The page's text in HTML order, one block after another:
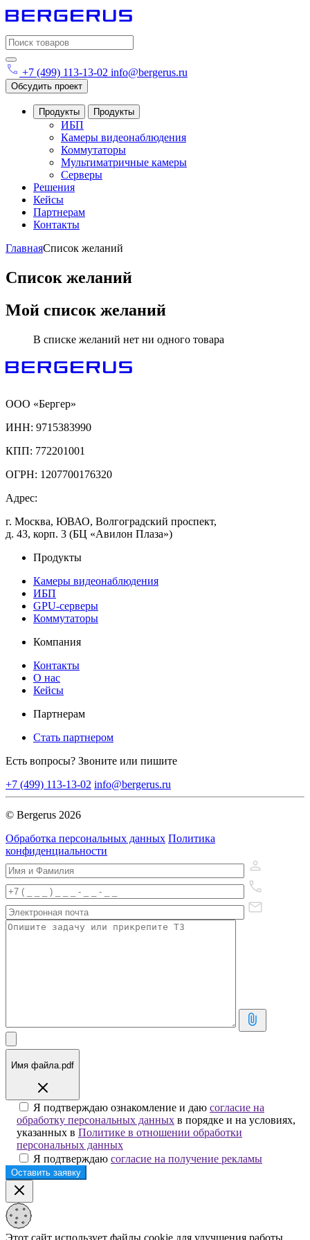
Search
for:
+7 (499) 113-13-02 info@bergerus.ru
Обсудить проект
Продукты Продукты
ИБП
Камеры видеонаблюдения
Коммутаторы
Мультиматричные камеры
Серверы
Решения
Кейсы
Партнерам
Контакты
ГлавнаяСписок желаний
Список желаний
Мой список желаний
В списке желаний нет ни одного товара
ООО «Бергер»
ИНН: 9715383990
КПП: 772201001
ОГРН: 1207700176320
Адрес:
г. Москва, ЮВАО, Волгоградский проспект,
д. 43, корп. 3 (БЦ «Авилон Плаза»)
Продукты
Камеры видеонаблюдения
ИБП
GPU-серверы
Коммутаторы
Компания
Контакты
О нас
Кейсы
Партнерам
Стать партнером
Есть вопросы? Звоните или пишите
+7 (499) 113-13-02 info@bergerus.ru
© Bergerus 2026
Обработка персональных данных Политика
конфиденциальности
Имя файла.pdf
Я подтверждаю ознакомление и даю согласие на
обработку персональных данных в порядке и на условиях,
указанных в Политике в отношении обработки
персональных данных
Я подтверждаю согласие на получение рекламы